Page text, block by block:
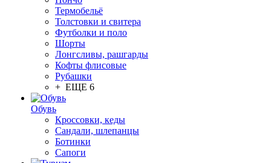
Термобельё
Толстовки и свитера
Футболки и поло
Шорты
Лонгсливы, рашгарды
Кофты флисовые
Рубашки
+ ЕЩЕ 6
Обувь
Кроссовки, кеды
Сандали, шлепанцы
Ботинки
Сапоги